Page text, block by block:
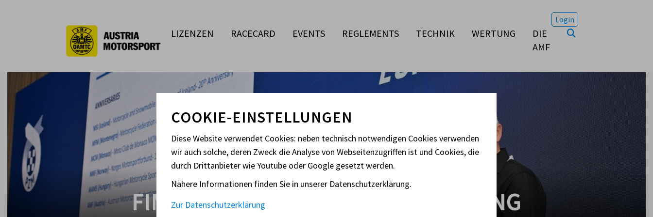
Login
LIZENZEN RACECARD EVENTS REGLEMENTS TECHNIK WERTUNG
DIE
AMF
FIM EUROPE GENERALVERSAMMLUNG
COOKIE-EINSTELLUNGEN
Diese Website verwendet Cookies: neben technisch notwendigen Cookies verwenden
wir auch solche, deren Zweck die Analyse von Webseitenzugriffen ist und Cookies, die
durch Drittanbieter wie Youtube oder Google gesetzt werden.
Nähere Informationen finden Sie in unserer Datenschutzerklärung.
Zur Datenschutzerklärung